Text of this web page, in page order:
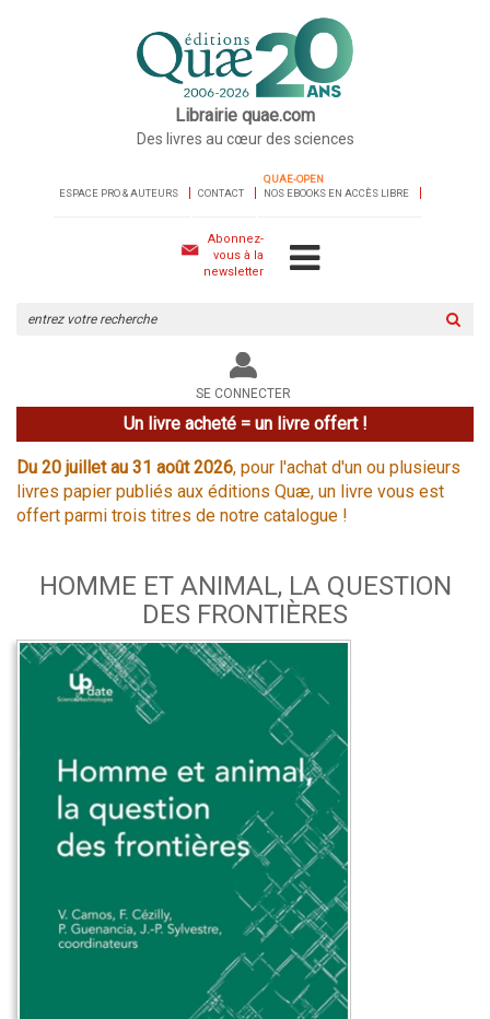
Librairie quae.com
Des livres au cœur des sciences
ESPACE PRO & AUTEURS CONTACT
QUAE-OPEN
NOS EBOOKS EN ACCÈS LIBRE
Abonnez-
vous à la
newsletter
le
site
SE CONNECTER
Un livre acheté = un livre offert !
Du 20 juillet au 31 août 2026, pour l'achat d'un ou plusieurs
livres papier publiés aux éditions Quæ, un livre vous est
offert parmi trois titres de notre catalogue !
HOMME ET ANIMAL, LA QUESTION
DES FRONTIÈRES